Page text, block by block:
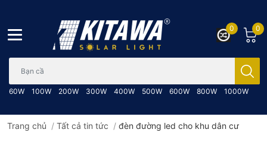
60W 100W 200W 300W 400W 500W 600W 800W 1000W
0
0
Trang chủ / Tất cả tin tức / đèn đường led cho khu dân cư